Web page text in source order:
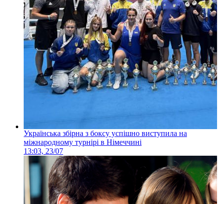
Українська збірна з боксу успішно виступила на
міжнародному турнірі в Німеччині
13:03, 23/07